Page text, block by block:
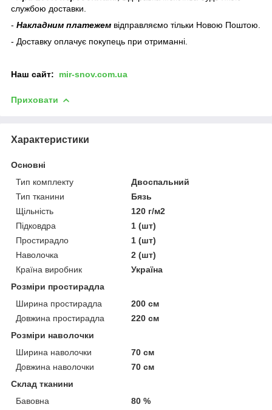
службою доставки.
- Накладним платежем відправляємо тільки Новою Поштою.
- Доставку оплачує покупець при отриманні.
Наш сайт: mir-snov.com.ua
Приховати
Характеристики
Основні
Тип комплекту
Двоспальний
Тип тканини
Бязь
Щільність
120 г/м2
Підковдра
1 (шт)
Простирадло
1 (шт)
Наволочка
2 (шт)
Країна виробник
Україна
Розміри простирадла
Ширина простирадла
200 см
Довжина простирадла
220 см
Розміри наволочки
Ширина наволочки
70 см
Довжина наволочки
70 см
Склад тканини
Бавовна
80 %